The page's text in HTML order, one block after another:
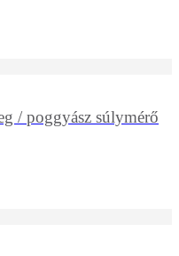
/ poggyász súlymérő